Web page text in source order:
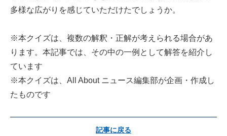
多様な広がりを感じていただけたでしょうか。
※本クイズは、複数の解釈・正解が考えられる場合があ
ります。本記事では、その中の一例として解答を紹介し
ています
※本クイズは、All About ニュース編集部が企画・作成し
たものです
記事に戻る